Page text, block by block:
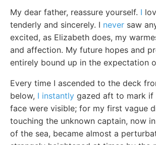
My dear father, reassure yourself. I
tenderly and sincerely. I never saw
excited, as Elizabeth does, my
and affection. My future hopes and
entirely bound up in the expectation
Every time I ascended to the deck
below, I instantly gazed aft to mark if
face were visible; for my first vague
touching the unknown captain, now
of the sea, became almost a